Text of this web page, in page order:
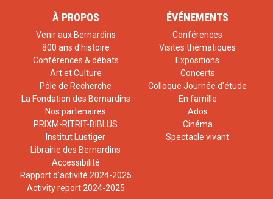
À PROPOS
Venir aux Bernardins
800 ans d'histoire
Conférences & débats
Art et Culture
Pôle de Recherche
La Fondation des Bernardins
Nos partenaires
PRIXM-RITRIT-BIBLUS
Institut Lustiger
Librairie des Bernardins
Accessibilité
Rapport d'activité 2024-2025
Activity report 2024-2025
ÉVÉNEMENTS
Conférences
Visites thématiques
Expositions
Concerts
Colloque Journée d'étude
En famille
Ados
Cinéma
Spectacle vivant